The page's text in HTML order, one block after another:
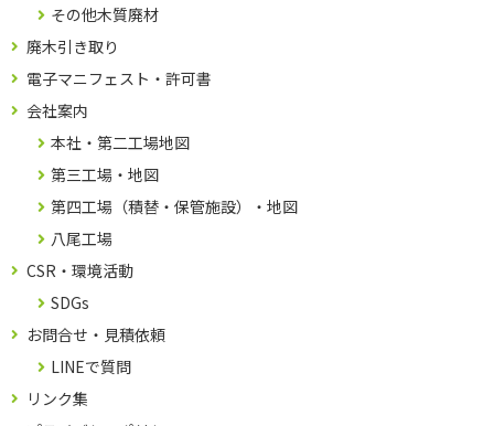
その他木質廃材
廃木引き取り
電子マニフェスト・許可書
会社案内
本社・第二工場地図
第三工場・地図
第四工場（積替・保管施設）・地図
八尾工場
CSR・環境活動
SDGs
お問合せ・見積依頼
LINEで質問
リンク集